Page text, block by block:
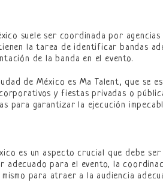
suele ser coordinada por
la tarea de identificar bandas
de la banda en el evento.
de México es Ma Talent, que
y fiestas privadas o
garantizar la ejecución
es un aspecto crucial que debe
adecuado para el evento, la
para atraer a la audiencia